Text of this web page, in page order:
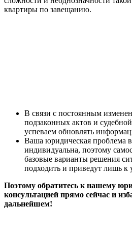
квартиры по завещанию.
В связи с постоянным
подзаконных актов и
успеваем обновлять
Ваша юридическая проблема в
индивидуальна, поэтому
базовые варианты решения
подходить и приведут лишь
Поэтому обратитесь к нашему
консультацией прямо сейчас и
дальнейшем!